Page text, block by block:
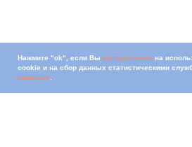
Нажмите "ok", если Вы соглашаетесь на
cookie и на сбор данных статистическими
политике